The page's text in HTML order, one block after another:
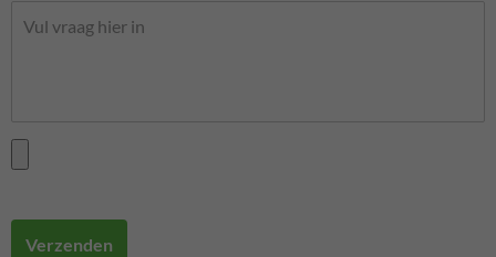
Verzenden